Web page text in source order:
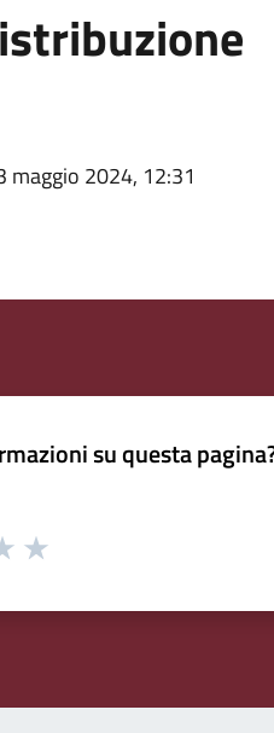
maggio 2024, 12:31
su questa